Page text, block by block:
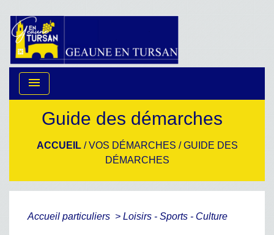
menu
Guide des démarches
ACCUEIL/VOS DÉMARCHES /GUIDE DES
DÉMARCHES
Accueil particuliers > Loisirs - Sports - Culture